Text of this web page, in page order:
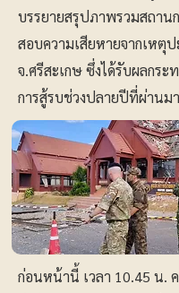
บรรยายสรุปภาพรวมสถาน
สอบความเสียหายจากเหตุ
จ.ศรีสะเกษ ซึ่งได้รับผลกระ
การสู้รบช่วงปลายปีที่ผ่านมา
ก่อนหน้านี้ เวลา 10.45 น.